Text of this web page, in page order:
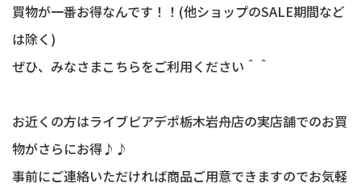
買物が一番お得なんです！！(他ショップのSALE期間など
は除く)
ぜひ、みなさまこちらをご利用ください＾＾
お近くの方はライブピアデポ栃木岩舟店の実店舗でのお買
物がさらにお得♪♪
事前にご連絡いただければ商品ご用意できますのでお気軽